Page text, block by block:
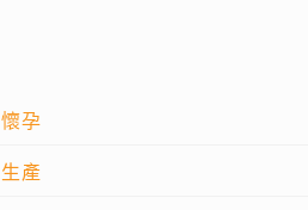
懷孕
生產